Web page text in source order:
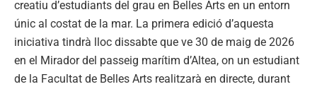
creatiu d’estudiants del grau en Belles Arts en un entorn
únic al costat de la mar. La primera edició d’aquesta
iniciativa tindrà lloc dissabte que ve 30 de maig de 2026
en el Mirador del passeig marítim d’Altea, on un estudiant
de la Facultat de Belles Arts realitzarà en directe, durant